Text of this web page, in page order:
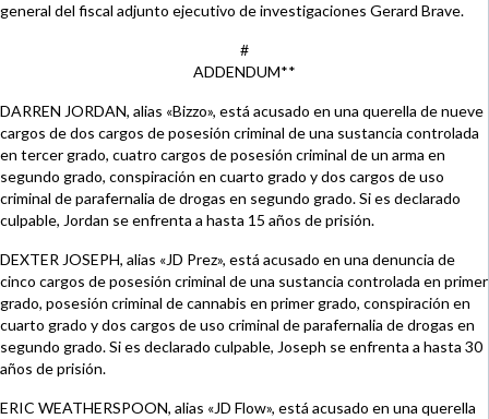
general del fiscal adjunto ejecutivo de investigaciones Gerard Brave.
#
ADDENDUM**
DARREN JORDAN, alias «Bizzo», está acusado en una querella de nueve
cargos de dos cargos de posesión criminal de una sustancia controlada
en tercer grado, cuatro cargos de posesión criminal de un arma en
segundo grado, conspiración en cuarto grado y dos cargos de uso
criminal de parafernalia de drogas en segundo grado. Si es declarado
culpable, Jordan se enfrenta a hasta 15 años de prisión.
DEXTER JOSEPH, alias «JD Prez», está acusado en una denuncia de
cinco cargos de posesión criminal de una sustancia controlada en primer
grado, posesión criminal de cannabis en primer grado, conspiración en
cuarto grado y dos cargos de uso criminal de parafernalia de drogas en
segundo grado. Si es declarado culpable, Joseph se enfrenta a hasta 30
años de prisión.
ERIC WEATHERSPOON, alias «JD Flow», está acusado en una querella